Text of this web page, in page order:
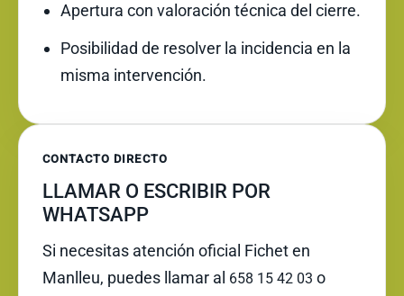
Apertura con valoración técnica del cierre.
Posibilidad de resolver la incidencia en la
misma intervención.
CONTACTO DIRECTO
LLAMAR O ESCRIBIR POR
WHATSAPP
Si necesitas atención oficial Fichet en
Manlleu, puedes llamar al 658 15 42 03 o